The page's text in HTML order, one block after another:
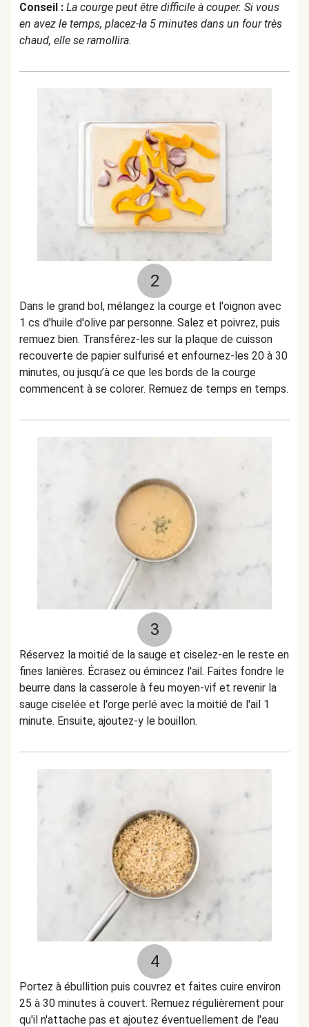
Conseil : La courge peut être difficile à couper. Si vous
en avez le temps, placez-la 5 minutes dans un four très
chaud, elle se ramollira.
2
Dans le grand bol, mélangez la courge et l'oignon avec
1 cs d'huile d'olive par personne. Salez et poivrez, puis
remuez bien. Transférez-les sur la plaque de cuisson
recouverte de papier sulfurisé et enfournez-les 20 à 30
minutes, ou jusqu’à ce que les bords de la courge
commencent à se colorer. Remuez de temps en temps.
3
Réservez la moitié de la sauge et ciselez-en le reste en
fines lanières. Écrasez ou émincez l'ail. Faites fondre le
beurre dans la casserole à feu moyen-vif et revenir la
sauge ciselée et l'orge perlé avec la moitié de l'ail 1
minute. Ensuite, ajoutez-y le bouillon.
4
Portez à ébullition puis couvrez et faites cuire environ
25 à 30 minutes à couvert. Remuez régulièrement pour
qu'il n'attache pas et ajoutez éventuellement de l'eau